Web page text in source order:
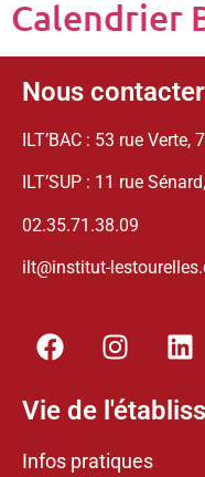
Calendrier
Nous contacter
ILT’BAC : 53 rue Verte,
ILT’SUP : 11 rue
02.35.71.38.09
ilt@institut-
Vie de
Infos pratiques